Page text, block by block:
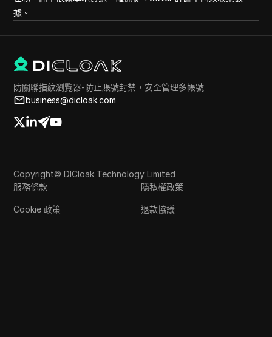
據。
防關聯指紋瀏覽器-防止賬號封禁，安全管理多帳號
business@dicloak.com
Copyright© DICloak Technology Limited
服務條款
隱私權政策
Cookie 政策 退款協議